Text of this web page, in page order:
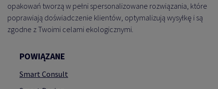
opakowań tworzą w pełni spersonalizowane rozwiązania, które
poprawiają doświadczenie klientów, optymalizują wysyłkę i są
zgodne z Twoimi celami ekologicznymi.
POWIĄZANE
Smart Consult